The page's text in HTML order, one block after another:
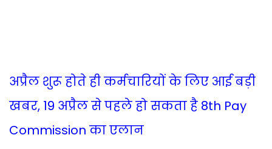
अप्रैल शुरू होते ही कर्मचारियों के लिए आई बड़ी
खबर, 19 अप्रैल से पहले हो सकता है 8th Pay
Commission का एलान